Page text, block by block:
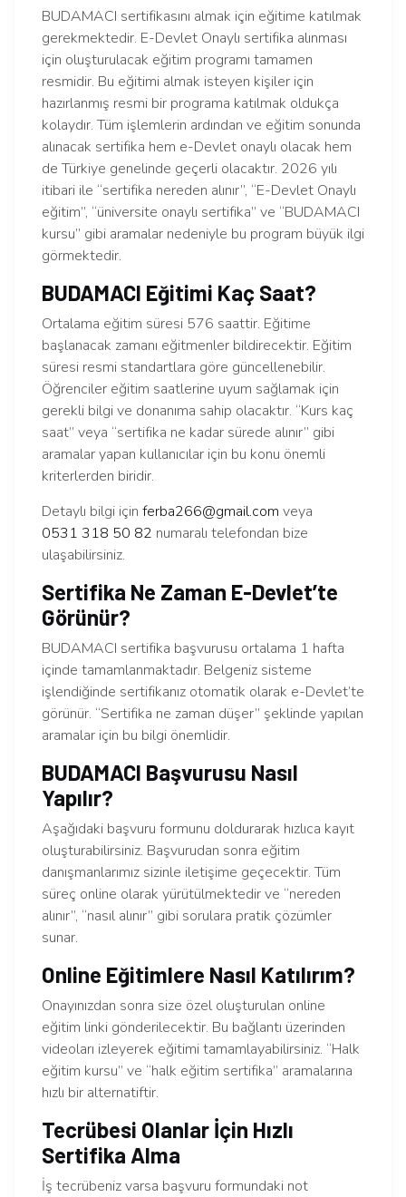
BUDAMACI sertifikasını almak için eğitime katılmak
gerekmektedir. E-Devlet Onaylı sertifika alınması
için oluşturulacak eğitim programı tamamen
resmidir. Bu eğitimi almak isteyen kişiler için
hazırlanmış resmi bir programa katılmak oldukça
kolaydır. Tüm işlemlerin ardından ve eğitim sonunda
alınacak sertifika hem e-Devlet onaylı olacak hem
de Türkiye genelinde geçerli olacaktır. 2026 yılı
itibari ile “sertifika nereden alınır”, “E-Devlet Onaylı
eğitim”, “üniversite onaylı sertifika” ve “BUDAMACI
kursu” gibi aramalar nedeniyle bu program büyük ilgi
görmektedir.
BUDAMACI Eğitimi Kaç Saat?
Ortalama eğitim süresi 576 saattir. Eğitime
başlanacak zamanı eğitmenler bildirecektir. Eğitim
süresi resmi standartlara göre güncellenebilir.
Öğrenciler eğitim saatlerine uyum sağlamak için
gerekli bilgi ve donanıma sahip olacaktır. “Kurs kaç
saat” veya “sertifika ne kadar sürede alınır” gibi
aramalar yapan kullanıcılar için bu konu önemli
kriterlerden biridir.
Detaylı bilgi için ferba266@gmail.com veya
0531 318 50 82 numaralı telefondan bize
ulaşabilirsiniz.
Sertifika Ne Zaman E-Devlet’te
Görünür?
BUDAMACI sertifika başvurusu ortalama 1 hafta
içinde tamamlanmaktadır. Belgeniz sisteme
işlendiğinde sertifikanız otomatik olarak e-Devlet’te
görünür. “Sertifika ne zaman düşer” şeklinde yapılan
aramalar için bu bilgi önemlidir.
BUDAMACI Başvurusu Nasıl
Yapılır?
Aşağıdaki başvuru formunu doldurarak hızlıca kayıt
oluşturabilirsiniz. Başvurudan sonra eğitim
danışmanlarımız sizinle iletişime geçecektir. Tüm
süreç online olarak yürütülmektedir ve “nereden
alınır”, “nasıl alınır” gibi sorulara pratik çözümler
sunar.
Online Eğitimlere Nasıl Katılırım?
Onayınızdan sonra size özel oluşturulan online
eğitim linki gönderilecektir. Bu bağlantı üzerinden
videoları izleyerek eğitimi tamamlayabilirsiniz. “Halk
eğitim kursu” ve “halk eğitim sertifika” aramalarına
hızlı bir alternatiftir.
Tecrübesi Olanlar İçin Hızlı
Sertifika Alma
İş tecrübeniz varsa başvuru formundaki not